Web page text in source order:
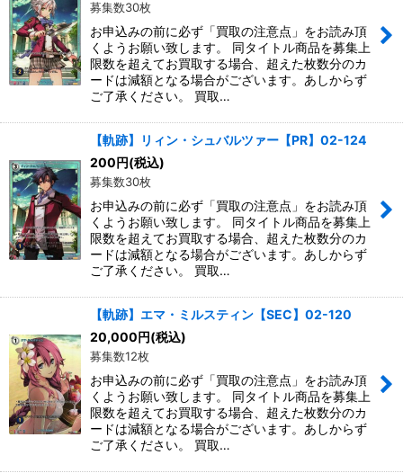
募集数30枚
お申込みの前に必ず「買取の注意点」をお読み頂
くようお願い致します。 同タイトル商品を募集上
限数を超えてお買取する場合、超えた枚数分のカ
ードは減額となる場合がございます。あしからず
ご了承ください。 買取…
【軌跡】リィン・シュバルツァー【PR】02-124
200円(税込)
募集数30枚
お申込みの前に必ず「買取の注意点」をお読み頂
くようお願い致します。 同タイトル商品を募集上
限数を超えてお買取する場合、超えた枚数分のカ
ードは減額となる場合がございます。あしからず
ご了承ください。 買取…
【軌跡】エマ・ミルスティン【SEC】02-120
20,000円(税込)
募集数12枚
お申込みの前に必ず「買取の注意点」をお読み頂
くようお願い致します。 同タイトル商品を募集上
限数を超えてお買取する場合、超えた枚数分のカ
ードは減額となる場合がございます。あしからず
ご了承ください。 買取…